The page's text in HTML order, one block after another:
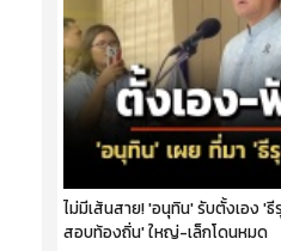
ไม่มีเส้นสาย! 'อนุทิน' รับตั้งเอง '
สอบท้องถิ่น' ใหญ่-เล็กโดนหมด